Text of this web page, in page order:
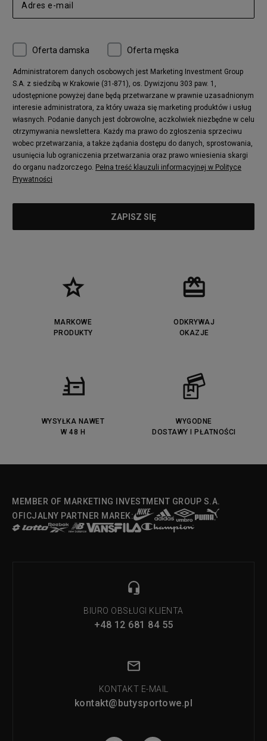
Twoje oczekiwania.
bieżnik, przyczepność na każdym typie nawierzchni masz jak
w banku! O dodatkowe wsparcie i stabilność projektanci
gumowe panele, które umieścili na bokach cholewki. Dzięki
temu pewnie stawiasz każdy krok, a Twoja stopa przez cały
niezmienne pozostają trzy cechy - wygoda, komfort i
bezpieczeństwo! Dzięki nim Twój trening będzie
Oferta damska Oferta męska
Administratorem danych osobowych jest Marketing Investment Group
S.A. z siedzibą w Krakowie (31-871), os. Dywizjonu 303 paw. 1,
udostępnione powyżej dane będą przetwarzane w prawnie uzasadnionym
interesie administratora, za który uważa się marketing produktów i usług
własnych. Podanie danych jest dobrowolne, aczkolwiek niezbędne w celu
otrzymywania newslettera. Każdy ma prawo do zgłoszenia sprzeciwu
wobec przetwarzania, a także żądania dostępu do danych, sprostowania,
usunięcia lub ograniczenia przetwarzania oraz prawo wniesienia skargi
do organu nadzorczego. Pełna treść klauzuli informacyjnej w Polityce
Prywatności
MARKOWE
PRODUKTY
ODKRYWAJ
OKAZJE
WYSYŁKA NAWET
W 48 H
WYGODNE
DOSTAWY I PŁATNOŚCI
MEMBER OF MARKETING INVESTMENT GROUP S.A.
OFICJALNY PARTNER MAREK:
BIURO OBSŁUGI KLIENTA
+48 12 681 84 55
KONTAKT E-MAIL
kontakt@butysportowe.pl